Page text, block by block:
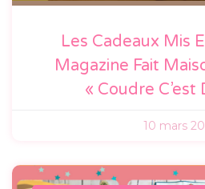
Les Cadeaux Mis
Magazine Fait
« Coudre C’est
10 mars